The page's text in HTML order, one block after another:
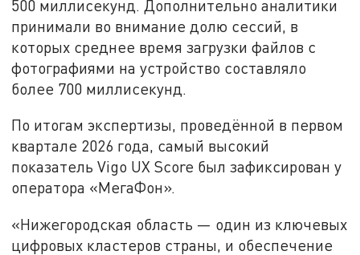
500 миллисекунд. Дополнительно аналитики
принимали во внимание долю сессий, в
которых среднее время загрузки файлов с
фотографиями на устройство составляло
более 700 миллисекунд.
По итогам экспертизы, проведённой в первом
квартале 2026 года, самый высокий
показатель Vigo UX Score был зафиксирован у
оператора «МегаФон».
«Нижегородская область — один из ключевых
цифровых кластеров страны, и обеспечение